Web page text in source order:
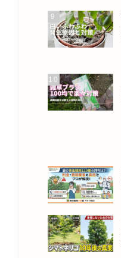
9
10